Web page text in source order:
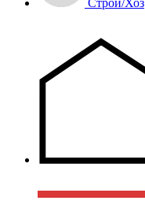
Строй/Хоз